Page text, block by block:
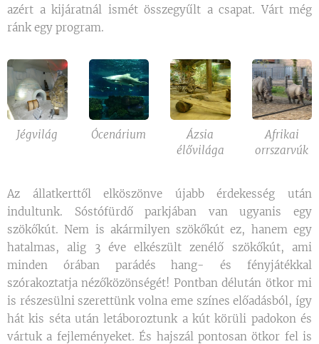
azért a kijáratnál ismét összegyűlt a csapat. Várt még
ránk egy program.
Jégvilág Ócenárium
Ázsia
élővilága
Afrikai
orrszarvúk
Az állatkerttől elköszönve újabb érdekesség után
indultunk. Sóstófürdő parkjában van ugyanis egy
szökőkút. Nem is akármilyen szökőkút ez, hanem egy
hatalmas, alig 3 éve elkészült zenélő szökőkút, ami
minden órában parádés hang- és fényjátékkal
szórakoztatja nézőközönségét! Pontban délután ötkor mi
is részesülni szerettünk volna eme színes előadásból, így
hát kis séta után letáboroztunk a kút körüli padokon és
vártuk a fejleményeket. És hajszál pontosan ötkor fel is